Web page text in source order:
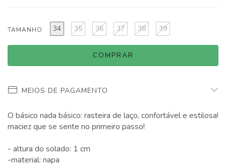
TAMANHO 34 35 36 37 38 39
MEIOS DE PAGAMENTO
O básico nada básico: rasteira de laço, confortável e estilosa!
maciez que se sente no primeiro passo!
- altura do solado: 1 cm
-material: napa